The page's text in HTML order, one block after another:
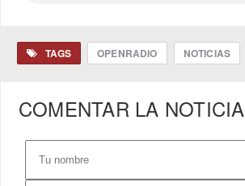
TAGS OPENRADIO NOTICIAS
COMENTAR LA NOTICIA